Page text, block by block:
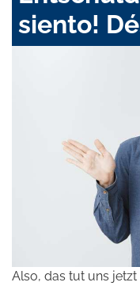
siento!
Also, das tut uns